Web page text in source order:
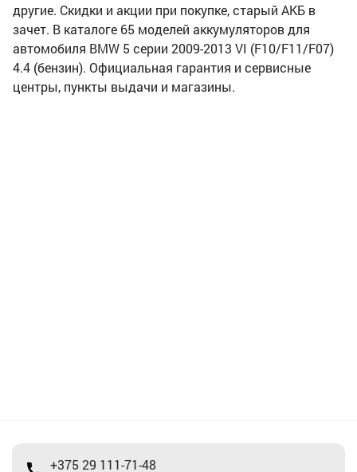
другие. Скидки и акции при покупке, старый АКБ в
зачет. В каталоге 65 моделей аккумуляторов для
автомобиля BMW 5 серии 2009-2013 VI (F10/F11/F07)
4.4 (бензин). Официальная гарантия и сервисные
центры, пункты выдачи и магазины.
+375 29 111-71-48